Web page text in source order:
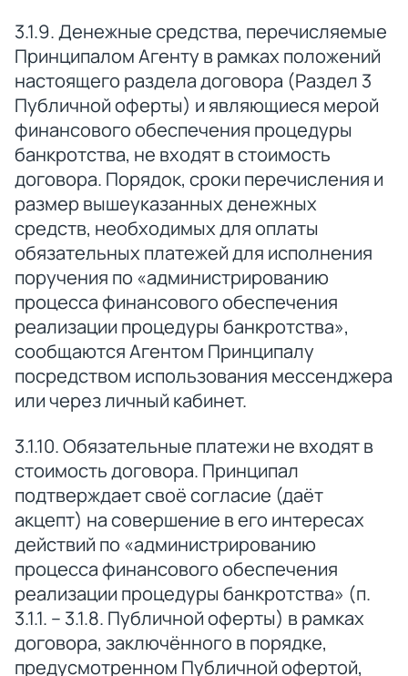
3.1.9. Денежные средства, перечисляемые
Принципалом Агенту в рамках положений
настоящего раздела договора (Раздел 3
Публичной оферты) и являющиеся мерой
финансового обеспечения процедуры
банкротства, не входят в стоимость
договора. Порядок, сроки перечисления и
размер вышеуказанных денежных
средств, необходимых для оплаты
обязательных платежей для исполнения
поручения по «администрированию
процесса финансового обеспечения
реализации процедуры банкротства»,
сообщаются Агентом Принципалу
посредством использования мессенджера
или через личный кабинет.
3.1.10. Обязательные платежи не входят в
стоимость договора. Принципал
подтверждает своё согласие (даёт
акцепт) на совершение в его интересах
действий по «администрированию
процесса финансового обеспечения
реализации процедуры банкротства» (п.
3.1.1. – 3.1.8. Публичной оферты) в рамках
договора, заключённого в порядке,
предусмотренном Публичной офертой,